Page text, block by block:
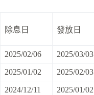
除息日 發放日
2025/02/06 2025/03/03
2025/01/02 2025/02/03
2024/12/11 2025/01/02